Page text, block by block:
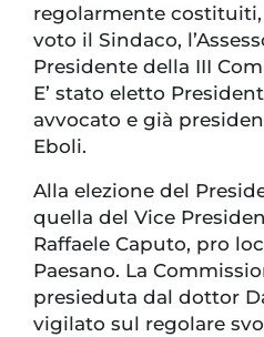
regolarmente
voto il Sindaco,
Presidente della III
E’ stato eletto
avvocato e già
Eboli.
Alla elezione del
quella del Vice
Raffaele Caputo, pro
Paesano. La
presieduta dal dottor
vigilato sul regolare